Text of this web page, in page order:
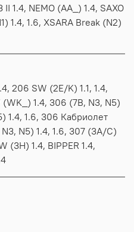
II 1.4, NEMO (AA_) 1.4, SAXO
1.4, 1.6, XSARA Break (N2)
206 SW (2E/K) 1.1, 1.4,
1.4, 306 (7B, N3, N5)
1.4, 1.6, 306 Кабриолет
N5) 1.4, 1.6, 307 (3A/C)
(3H) 1.4, BIPPER 1.4,